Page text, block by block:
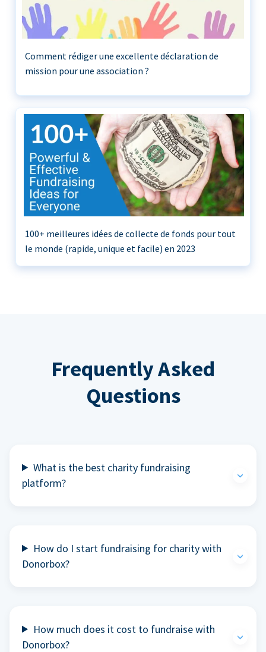
Comment rédiger une excellente déclaration de
mission pour une association ?
100+ meilleures idées de collecte de fonds pour tout
le monde (rapide, unique et facile) en 2023
Frequently Asked
Questions
What is the best charity fundraising
platform?
How do I start fundraising for charity with
Donorbox?
How much does it cost to fundraise with
Donorbox?